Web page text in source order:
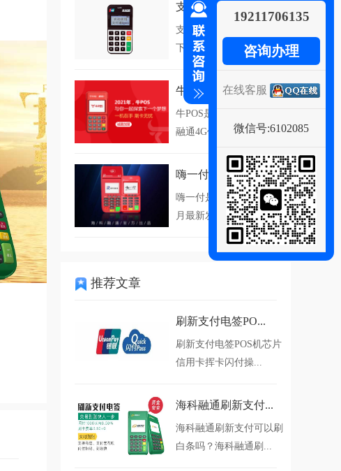
支付通Qpos
支付通Qpos是海科融通旗
下一款手机PO...
牛POS
牛POS是一款安全的海科
融通4G信号电签...
嗨一付
嗨一付是海科融通2021年4
月最新发布的...
推荐文章
刷新支付电签PO...
刷新支付电签POS机芯片
信用卡挥卡闪付操...
海科融通刷新支付...
海科融通刷新支付可以刷
白条吗？海科融通刷...
19211706135
咨询办理
在线客服
微信号:6102085